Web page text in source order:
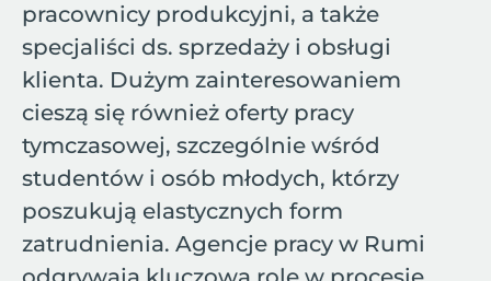
pracownicy produkcyjni, a także
specjaliści ds. sprzedaży i obsługi
klienta. Dużym zainteresowaniem
cieszą się również oferty pracy
tymczasowej, szczególnie wśród
studentów i osób młodych, którzy
poszukują elastycznych form
zatrudnienia. Agencje pracy w Rumi